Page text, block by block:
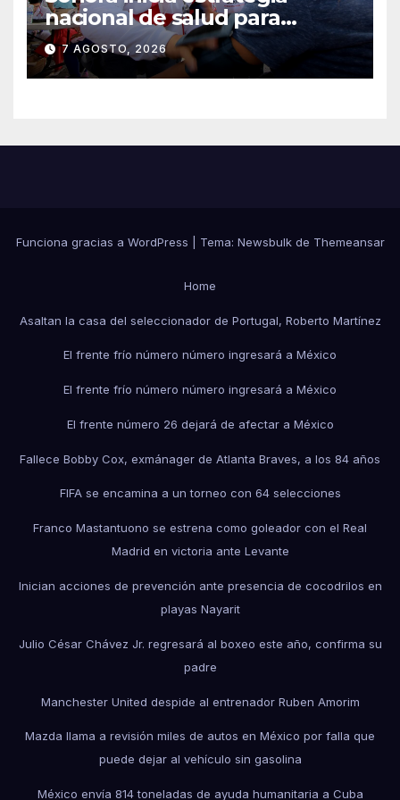
nacional de salud para
migrantes con vacunación y
apoyo psicológico sin
importar su estatus
7 AGOSTO, 2026
Funciona gracias a WordPress Tema: Newsbulkde Themeansar
Home
Asaltan la casa del seleccionador de Portugal, Roberto Martínez
El frente frío número número ingresará a México
El frente frío número número ingresará a México
El frente número 26 dejará de afectar a México
Fallece Bobby Cox, exmánager de Atlanta Braves, a los 84 años
FIFA se encamina a un torneo con 64 selecciones
Franco Mastantuono se estrena como goleador con el Real
Madrid en victoria ante Levante
Inician acciones de prevención ante presencia de cocodrilos en
playas Nayarit
Julio César Chávez Jr. regresará al boxeo este año, confirma su
padre
Manchester United despide al entrenador Ruben Amorim
Mazda llama a revisión miles de autos en México por falla que
puede dejar al vehículo sin gasolina
México envía 814 toneladas de ayuda humanitaria a Cuba